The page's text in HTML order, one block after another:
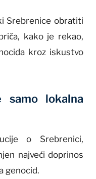
Srebrenice obratiti
kako je rekao,
kroz iskustvo
samo lokalna
o Srebrenici,
najveći doprinos
genocid.